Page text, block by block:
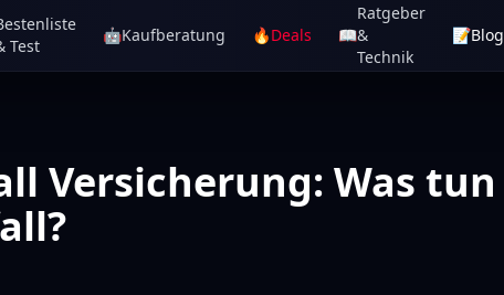
Test
🤖Kaufberatung 🔥Deals 📖
Ratgeber
&
Technik
📝Blog
Versicherung: Was tun